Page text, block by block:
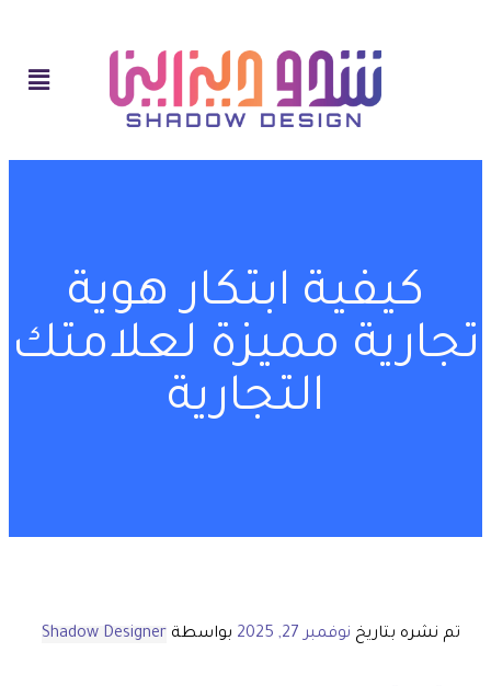
كيفية ابتكار هوية
تجارية مميزة لعلامتك
التجارية
تم نشره بتاريخ نوفمبر 27, 2025 بواسطة Shadow Designer